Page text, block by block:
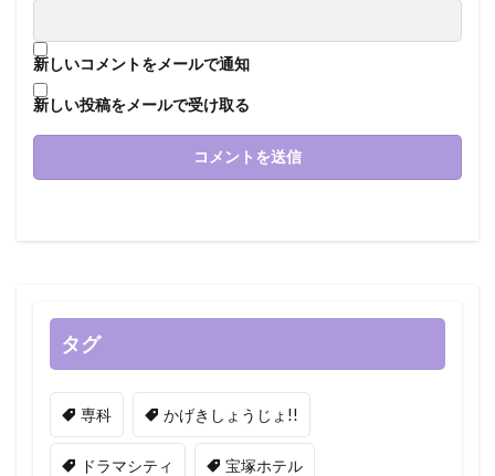
新しいコメントをメールで通知
新しい投稿をメールで受け取る
タグ
専科 かげきしょうじょ!!
ドラマシティ 宝塚ホテル